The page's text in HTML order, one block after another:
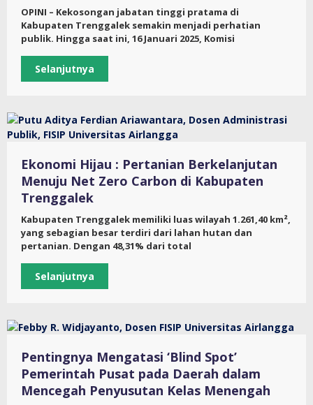
OPINI – Kekosongan jabatan tinggi pratama di
Kabupaten Trenggalek semakin menjadi perhatian
publik. Hingga saat ini, 16 Januari 2025, Komisi
Selanjutnya
Ekonomi Hijau : Pertanian Berkelanjutan
Menuju Net Zero Carbon di Kabupaten
Trenggalek
Kabupaten Trenggalek memiliki luas wilayah 1.261,40 km²,
yang sebagian besar terdiri dari lahan hutan dan
pertanian. Dengan 48,31% dari total
Selanjutnya
Pentingnya Mengatasi ‘Blind Spot’
Pemerintah Pusat pada Daerah dalam
Mencegah Penyusutan Kelas Menengah